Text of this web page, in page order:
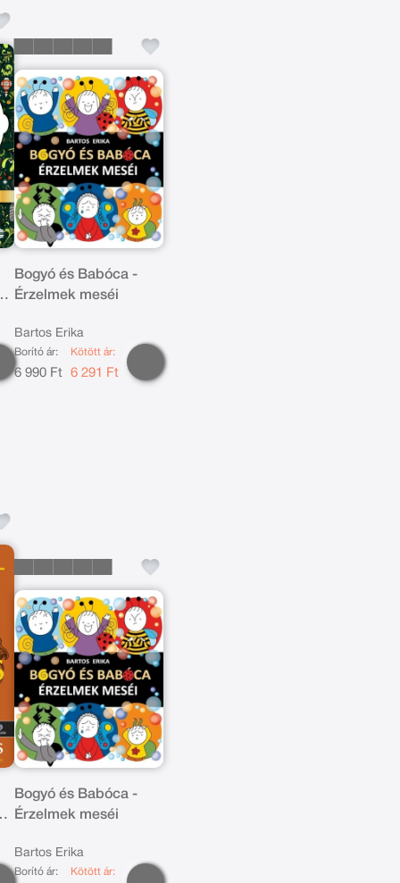
Bogyó és Babóca -
Érzelmek meséi
Bartos Erika
Borító ár:
6 990 Ft
Kötött ár:
6 291 Ft
Bogyó és Babóca -
Érzelmek meséi
Bartos Erika
Borító ár: Kötött ár: